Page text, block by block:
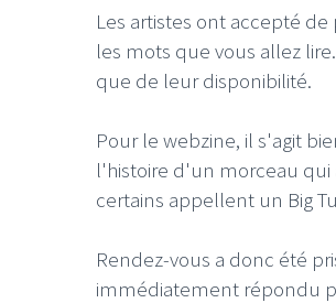
Les artistes ont accepté
les mots que vous allez
que de leur disponibilité.
Pour le webzine, il s'agit
l'histoire d'un morceau
certains appellent un Big
Rendez-vous a donc été
immédiatement répondu